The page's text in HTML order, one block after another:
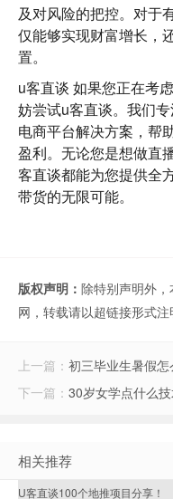
及对风险的把控。对于
仅能够实现财富增长，
置。
u客直谈 如果您正在考
妨尝试u客直谈。我们
电商平台解决方案，帮
盈利。无论您是想做直
客直谈都能为您提供全
带货的无限可能。
版权声明： 除特别声明外
网，转载请以超链接形式注
上一篇： 初三毕业生暑假
下一篇： 30岁女学点什么
相关推荐
U客直谈100个地推项目分享！